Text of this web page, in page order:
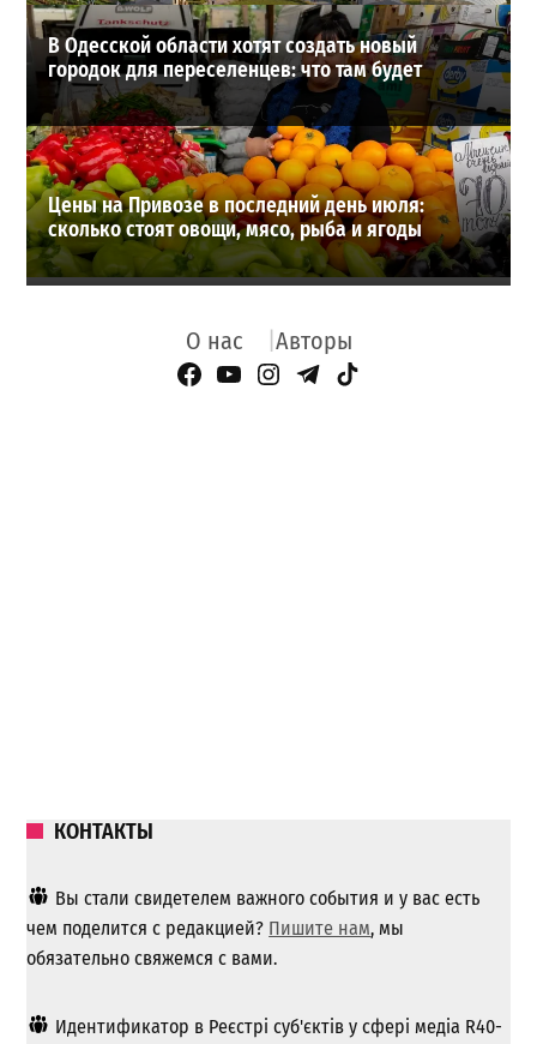
В Одесской области хотят создать новый
городок для переселенцев: что там будет
Цены на Привозе в последний день июля:
сколько стоят овощи, мясо, рыба и ягоды
О нас Авторы
Facebook Page
YouTube
Instagram
Telegram
TikTok
КОНТАКТЫ
Вы стали свидетелем важного события и у вас есть
чем поделится с редакцией? Пишите нам, мы
обязательно свяжемся с вами.
Идентификатор в Реєстрі суб'єктів у сфері медіа R40-